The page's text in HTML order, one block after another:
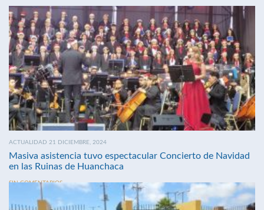
ACTUALIDAD 21 DICIEMBRE, 2024
Masiva asistencia tuvo espectacular Concierto de Navidad
en las Ruinas de Huanchaca
SIN COMENTARIOS